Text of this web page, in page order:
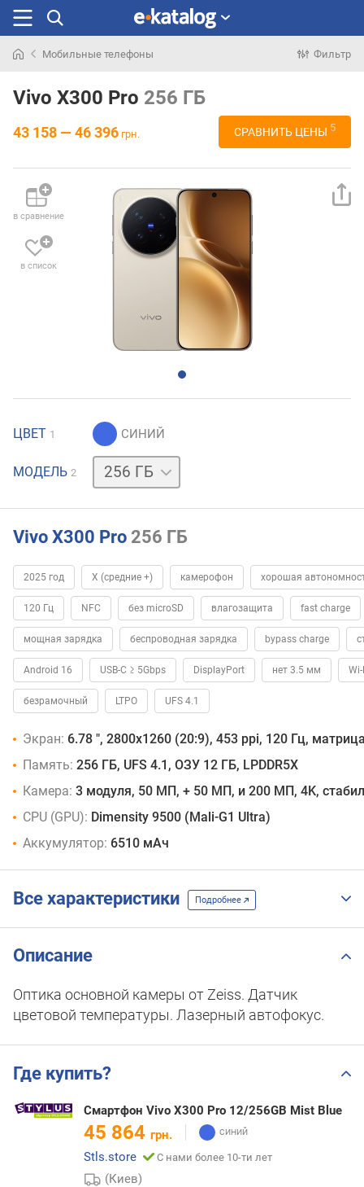
раньше
Мобильные телефоны Фильтр
Vivo X300 Pro 256 ГБ
43 158 — 46 396 грн. СРАВНИТЬ ЦЕНЫ 5
в сравнение
в список
ЦВЕТ 1
МОДЕЛЬ 2
512 ГБ
Vivo X300 Pro 256 ГБ
2025 год X (средние +) камерофон хорошая
120 Гц NFC без microSD влагозащита fast charge
мощная зарядка беспроводная зарядка bypass charge
Android 16 USB-C ≥ 5Gbps DisplayPort нет 3.5 мм
безрамочный LTPO UFS 4.1
Экран: 6.78 ", 2800х1260 (20:9), 453 ppi, 120 Гц,
Память: 256 ГБ, UFS 4.1, ОЗУ 12 ГБ, LPDDR5X
Камера: 3 модуля, 50 МП, + 50 МП, и 200 МП, 4K,
CPU (GPU): Dimensity 9500 (Mali-G1 Ultra)
Аккумулятор: 6510 мАч
Все характеристики Подробнее
Описание
Оптика основной камеры от Zeiss. Датчик
цветовой температуры. Лазерный автофокус.
Где купить?
Смартфон Vivo X300 Pro 12/256GB Mist Blue
45 864 грн.
Stls.store
С нами более 10-ти лет
(Киев)